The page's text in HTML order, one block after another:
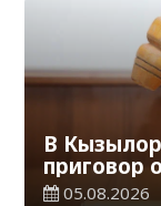
В
приговор
пирамиды
05.08.2026